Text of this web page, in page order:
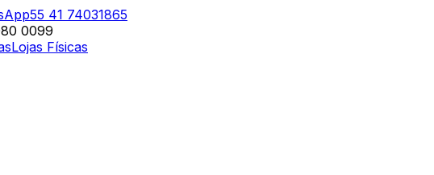
55 41 74031865
0099
Lojas Físicas